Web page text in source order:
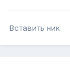
Вставить ник